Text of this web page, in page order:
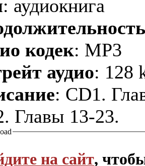
: аудиокнига
кодек: MP3
аудио: 128
: CD1.
Главы 13-23.
на сайт,